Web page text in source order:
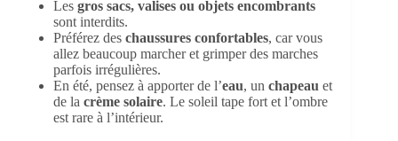
Les gros sacs, valises ou objets encombrants
sont interdits.
Préférez des chaussures confortables, car vous
allez beaucoup marcher et grimper des marches
parfois irrégulières.
En été, pensez à apporter de l’eau, un chapeau et
de la crème solaire. Le soleil tape fort et l’ombre
est rare à l’intérieur.